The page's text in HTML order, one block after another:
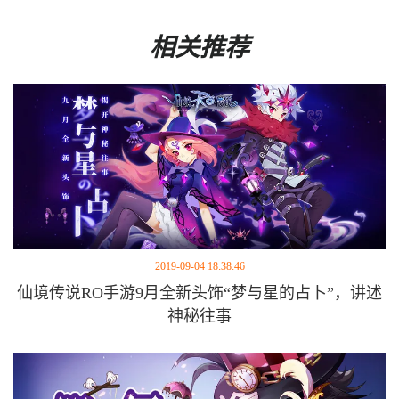
相关推荐
2019-09-04 18:38:46
仙境传说RO手游9月全新头饰“梦与星的占卜”，讲述
神秘往事